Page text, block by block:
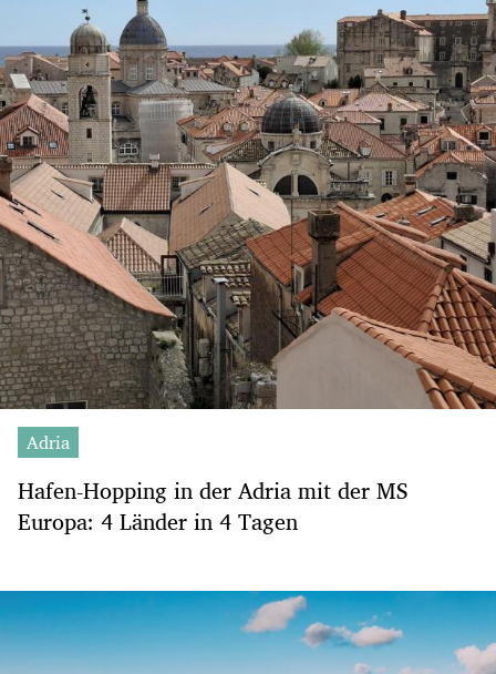
Adria
Hafen-Hopping in der Adria mit der MS
Europa: 4 Länder in 4 Tagen